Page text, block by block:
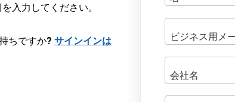
入力してください。
ちですか?サインインは